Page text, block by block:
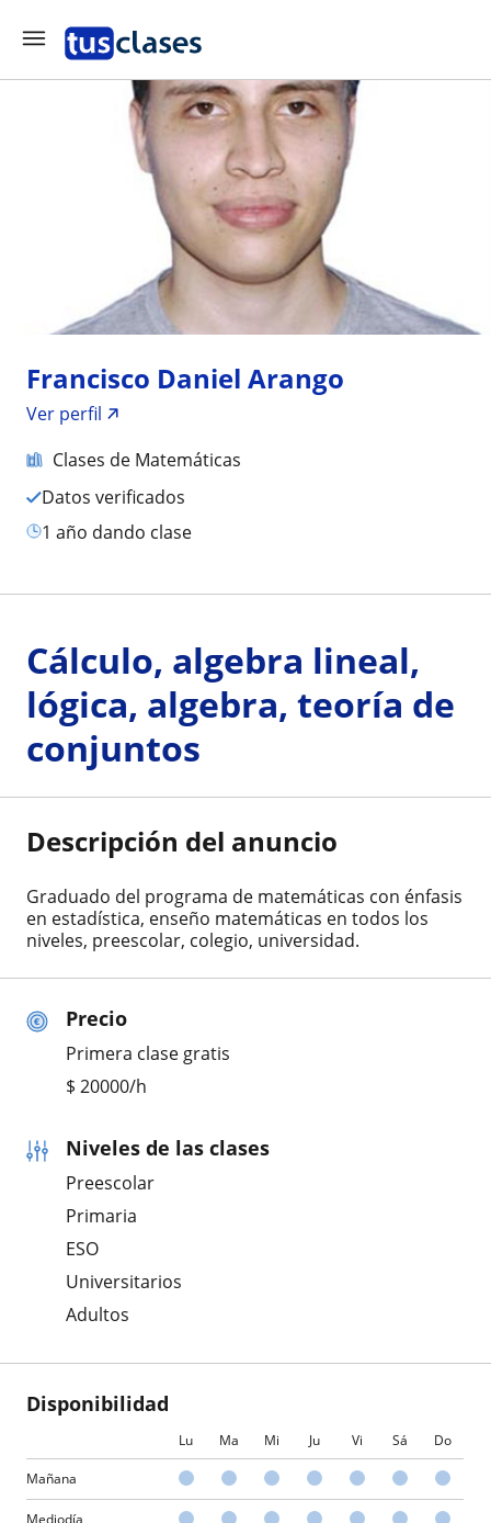
Francisco Daniel Arango
Ver perfil
Clases de Matemáticas
Datos verificados
1 año dando clase
Precio
Primera clase gratis
$ 20000/h
Niveles de las clases
Preescolar
Primaria
ESO
Universitarios
Adultos
Disponibilidad
Lu Ma Mi Ju Vi Sá Do
Mañana
Mediodía
Cálculo, algebra lineal,
lógica, algebra, teoría de
conjuntos
Descripción del anuncio
Graduado del programa de matemáticas con énfasis
en estadística, enseño matemáticas en todos los
niveles, preescolar, colegio, universidad.